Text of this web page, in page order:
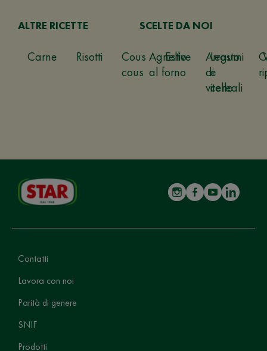
ALTRE RICETTE
Carne Risotti
Cous
cous
Estive
Legumi
e
cereali
SCELTE DA NOI
Agnello
al forno
Arrosto
di
vitello
Contatti
Lavora con noi
Parità di genere
SNIF
Prodotti